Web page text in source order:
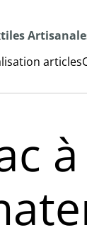
articles